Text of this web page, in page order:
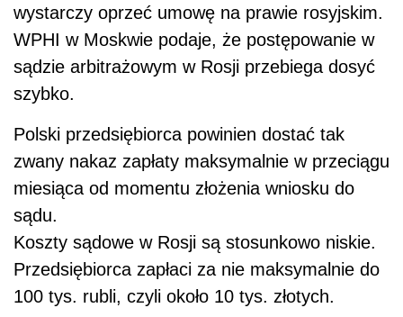
wystarczy oprzeć umowę na prawie rosyjskim.
WPHI w Moskwie podaje, że postępowanie w
sądzie arbitrażowym w Rosji przebiega dosyć
szybko.
Polski przedsiębiorca powinien dostać tak
zwany nakaz zapłaty maksymalnie w przeciągu
miesiąca od momentu złożenia wniosku do
sądu.
Koszty sądowe w Rosji są stosunkowo niskie.
Przedsiębiorca zapłaci za nie maksymalnie do
100 tys. rubli, czyli około 10 tys. złotych.